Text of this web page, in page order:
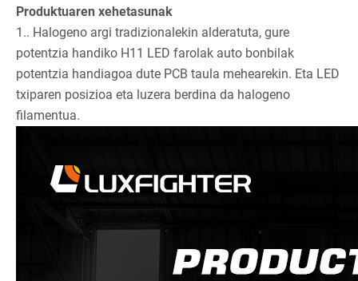
Produktuaren xehetasunak
1.. Halogeno argi tradizionalekin alderatuta, gure
potentzia handiko H11 LED farolak auto bonbilak
potentzia handiagoa dute PCB taula mehearekin. Eta LED
txiparen posizioa eta luzera berdina da halogeno
filamentua.